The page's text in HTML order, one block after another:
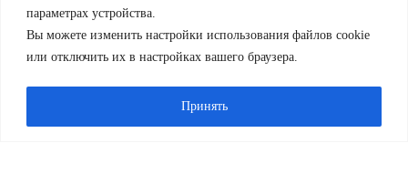
параметрах устройства.
Вы можете изменить настройки использования файлов cookie
или отключить их в настройках вашего браузера.
Принять